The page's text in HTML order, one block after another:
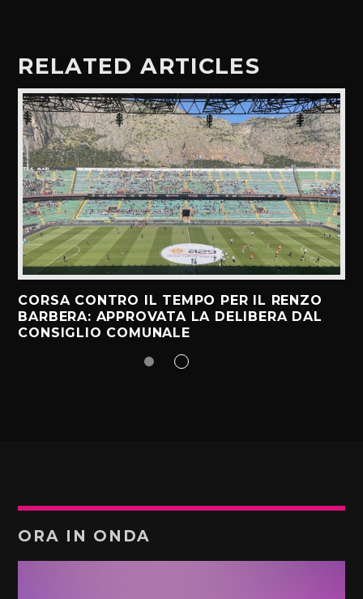
RELATED ARTICLES
CORSA CONTRO IL TEMPO PER IL RENZO
BARBERA: APPROVATA LA DELIBERA DAL
CONSIGLIO COMUNALE
ORA IN ONDA